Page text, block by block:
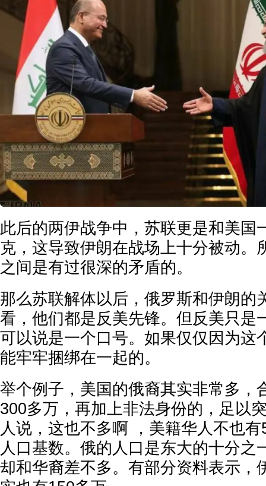
此后的两伊战争中，苏联更是和美国
克，这导致伊朗在战场上十分被动。
之间是有过很深的矛盾的。
那么苏联解体以后，俄罗斯和伊朗的
看，他们都是反美先锋。但反美只是
可以说是一个口号。如果仅仅因为这
能牢牢捆绑在一起的。
举个例子，美国的俄裔其实非常多，
300多万，再加上非法身份的，足以
人说，这也不多啊 ，美籍华人不也
人口基数。俄的人口是东大的十分之
却和华裔差不多。有部分资料表示，